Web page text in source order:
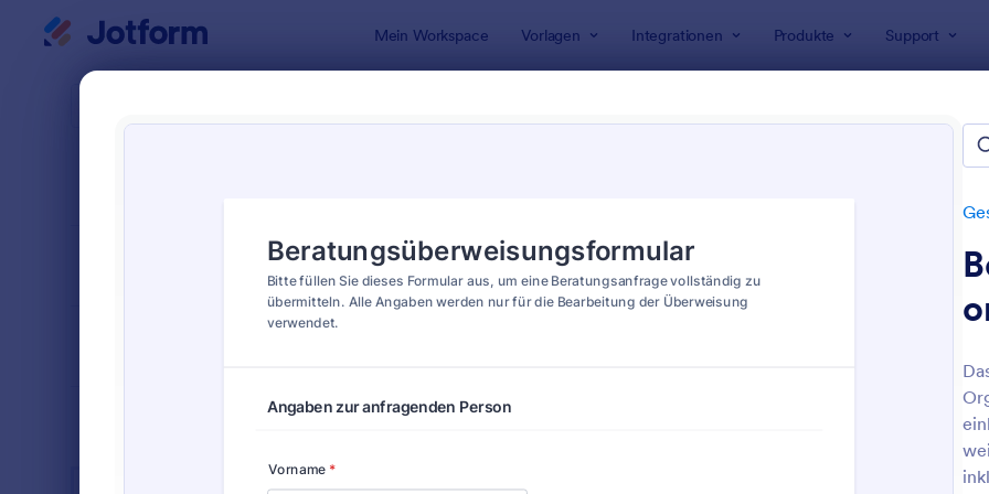
Mein Workspace Vorlagen Integrationen Produkte Support
: Überweisungsformular Für Zahnärztinnen :
Klassisch